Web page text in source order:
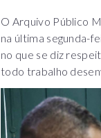
O Arquivo Público
na última segunda-
no que se diz
todo trabalho